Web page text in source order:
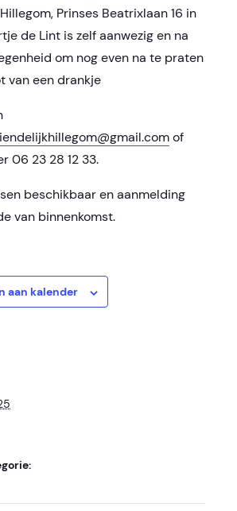
Prinses Beatrixlaan 16 in
de Lint is zelf aanwezig en na
om nog even na te praten
van een drankje
of
06 23 28 12 33.
beschikbaar en aanmelding
van binnenkomst.
aan kalender